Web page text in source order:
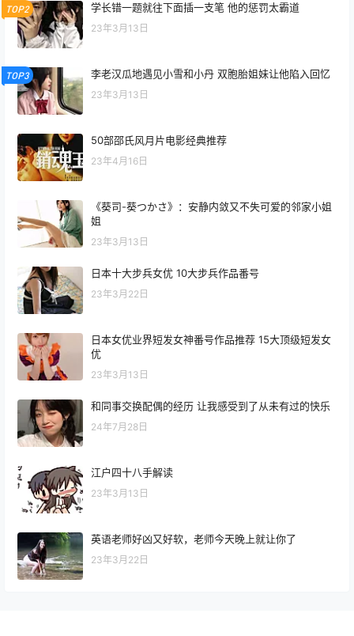
TOP2 学长错一题就往下面插一支笔 他的惩罚太霸道
23年3月13日
TOP3 李老汉瓜地遇见小雪和小丹 双胞胎姐妹让他陷入回忆
23年3月13日
50部邵氏风月片电影经典推荐
23年4月16日
《葵司-葵つかさ》：安静内敛又不失可爱的邻家小姐
姐
23年3月13日
日本十大步兵女优 10大步兵作品番号
23年3月22日
日本女优业界短发女神番号作品推荐 15大顶级短发女
优
23年3月13日
和同事交换配偶的经历 让我感受到了从未有过的快乐
24年7月28日
江户四十八手解读
23年3月13日
英语老师好凶又好软，老师今天晚上就让你了
23年3月22日